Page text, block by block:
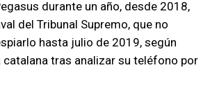
durante un año, desde 2018,
del Tribunal Supremo, que no
hasta julio de 2019, según
catalana tras analizar su teléfono por